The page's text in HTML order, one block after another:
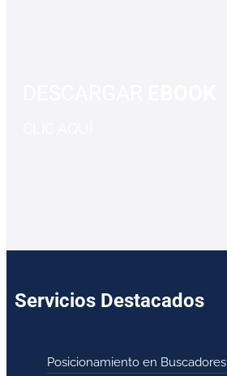
Servicios Destacados
Posicionamiento en Buscadores